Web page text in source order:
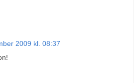
2009 kl. 08:37